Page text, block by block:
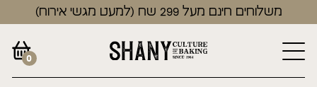
משלוחים חינם מעל 299 שח (למעט מגשי אירוח)
0